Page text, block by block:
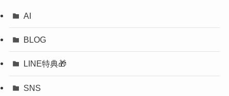
AI
BLOG
LINE特典🎁
SNS